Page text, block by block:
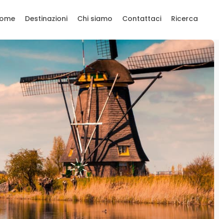
Destinazioni Chi siamo Contattaci Ricerca